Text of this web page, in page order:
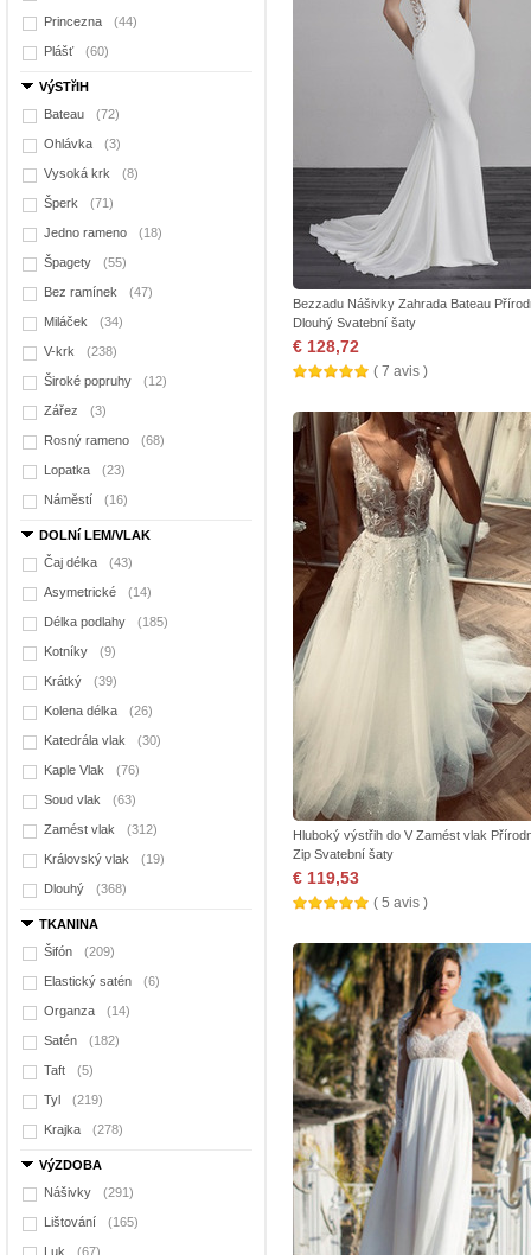
Princezna (44)
Plášť (60)
VýSTřIH
Bateau
(72)
Ohlávka (3)
Vysoká krk (8)
Šperk (71)
Jedno rameno (18)
Špagety (55)
Bez ramínek (47)
Miláček (34)
V-krk (238)
Široké popruhy (12)
Zářez (3)
Rosný rameno (68)
Lopatka (23)
Náměstí (16)
DOLNí LEM/VLAK
Čaj délka
(43)
Asymetrické (14)
Délka podlahy (185)
Kotníky (9)
Krátký (39)
Kolena délka (26)
Katedrála vlak (30)
Kaple Vlak (76)
Soud vlak (63)
Zamést vlak (312)
Královský vlak (19)
Dlouhý (368)
TKANINA
Šifón
(209)
Elastický satén (6)
Organza (14)
Satén (182)
Taft (5)
Tyl (219)
Krajka (278)
VýZDOBA
Nášivky
(291)
Lištování (165)
Luk (67)
Bezzadu Nášivky Zahrada Bateau
Dlouhý Svatební šaty
€ 128,72
( 7 avis )
Hluboký výstřih do V Zamést vlak
Zip Svatební šaty
€ 119,53
( 5 avis )